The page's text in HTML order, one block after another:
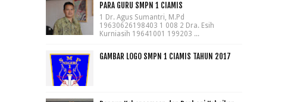
PARA GURU SMPN 1 CIAMIS
1 Dr. Agus Sumantri, M.Pd
19630626198403 1 008 2 Dra. Esih
Kurniasih 19641001 199203 ...
GAMBAR LOGO SMPN 1 CIAMIS TAHUN 2017